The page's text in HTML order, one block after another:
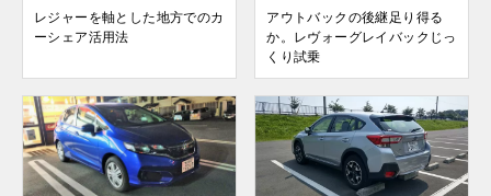
レジャーを軸とした地方でのカ
ーシェア活用法
アウトバックの後継足り得る
か。レヴォーグレイバックじっ
くり試乗